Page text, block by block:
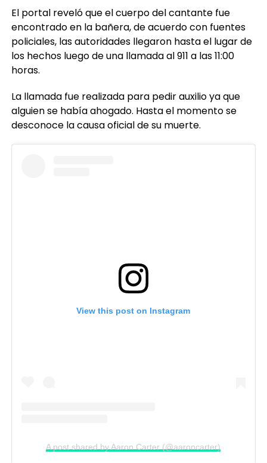
El portal reveló que el cuerpo del cantante fue
encontrado en la bañera, de acuerdo con fuentes
policiales, las autoridades llegaron hasta el lugar de
los hechos luego de una llamada al 911 a las 11:00
horas.
La llamada fue realizada para pedir auxilio ya que
alguien se había ahogado. Hasta el momento se
desconoce la causa oficial de su muerte.
View this post on Instagram
A post shared by Aaron Carter (@aaroncarter)